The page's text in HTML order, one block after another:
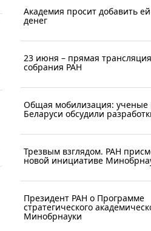
Академия просит добавить
денег
23 июня – прямая
собрания РАН
Общая мобилизация: ученые
Беларуси обсудили
Трезвым взглядом. РАН
новой инициативе
Президент РАН о Программе
стратегического
Минобрнауки